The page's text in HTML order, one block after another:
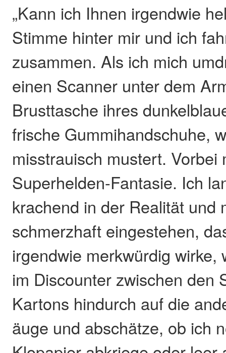
„Kann ich Ihnen irgendwie
Stimme hinter mir und ich
zusammen. Als ich mich
einen Scanner unter dem
Brusttasche ihres
frische Gummihandschuhe,
misstrauisch mustert. Vorbei
Superhelden-Fantasie. Ich
krachend in der Realität und
schmerzhaft eingestehen,
irgendwie merkwürdig wirke,
im Discounter zwischen den
Kartons hindurch auf die
äuge und abschätze, ob ich